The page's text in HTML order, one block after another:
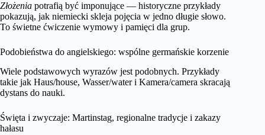
Złożenia potrafią być imponujące — historyczne przykłady
pokazują, jak niemiecki skleja pojęcia w jedno długie słowo.
To świetne ćwiczenie wymowy i pamięci dla grup.
Podobieństwa do angielskiego: wspólne germańskie korzenie
Wiele podstawowych wyrazów jest podobnych. Przykłady
takie jak Haus/house, Wasser/water i Kamera/camera skracają
dystans do nauki.
Święta i zwyczaje: Martinstag, regionalne tradycje i zakazy
hałasu